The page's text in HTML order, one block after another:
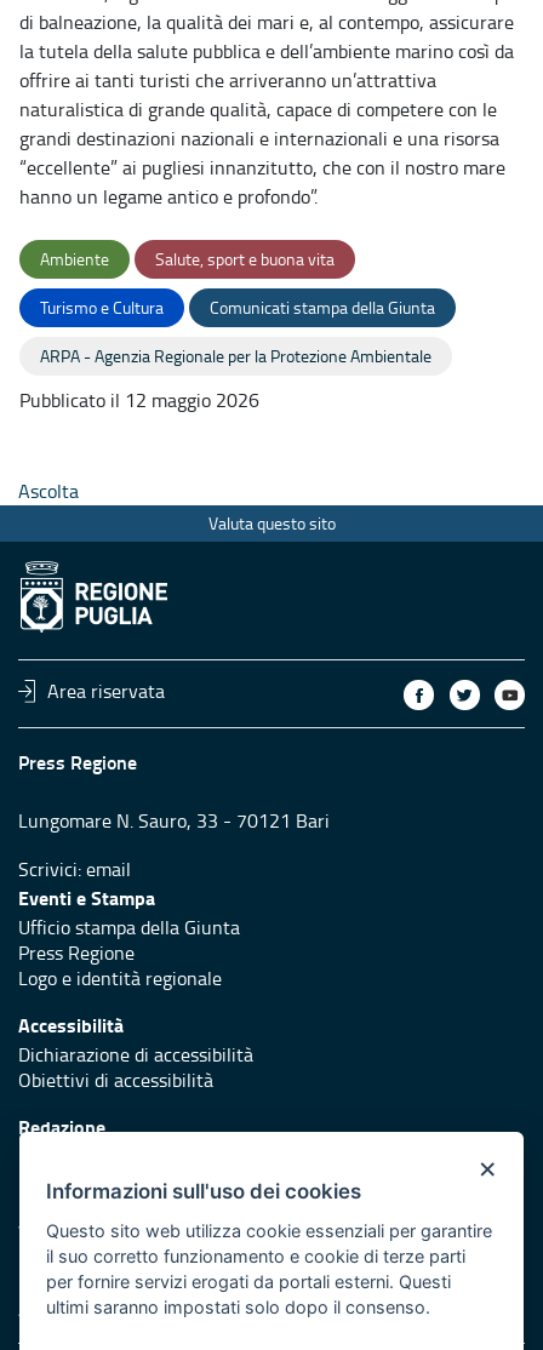
di balneazione, la qualità dei mari e, al contempo, assicurare
la tutela della salute pubblica e dell’ambiente marino così da
offrire ai tanti turisti che arriveranno un’attrattiva
naturalistica di grande qualità, capace di competere con le
grandi destinazioni nazionali e internazionali e una risorsa
“eccellente” ai pugliesi innanzitutto, che con il nostro mare
hanno un legame antico e profondo”.
Ambiente Salute, sport e buona vita
Turismo e Cultura Comunicati stampa della Giunta
ARPA - Agenzia Regionale per la Protezione Ambientale
Pubblicato il 12 maggio 2026
Ascolta
Valuta questo sito
Area riservata
Press Regione
Lungomare N. Sauro, 33 - 70121 Bari
Scrivici:email
Eventi e Stampa
Ufficio stampa della Giunta
Press Regione
Logo e identità regionale
Accessibilità
Dichiarazione di accessibilità
Obiettivi di accessibilità
Redazione
Protezione civile
Vai al sito di Protezione Civile Puglia
Iniziativa finanziata con risorse del POR Puglia 2014/2020 -
Asse XI
×
Informazioni sull'uso dei cookies
Questo sito web utilizza cookie essenziali per garantire
il suo corretto funzionamento e cookie di terze parti
per fornire servizi erogati da portali esterni. Questi
ultimi saranno impostati solo dopo il consenso.